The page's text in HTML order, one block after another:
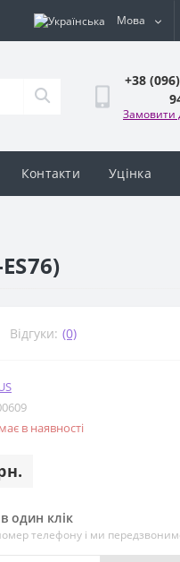
Мова
+38
Замовити
Контакти Уцінка
Відгуки: (0)
в наявності
один клік
телефону і ми